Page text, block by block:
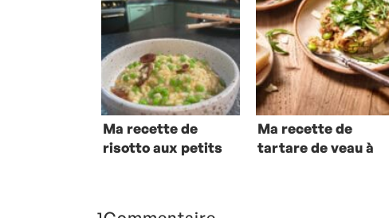
Ma recette de
risotto aux petits
Ma recette de
tartare de veau à